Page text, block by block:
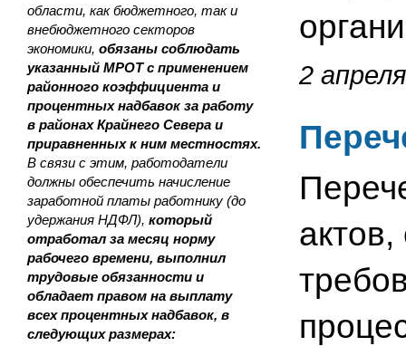
области, как бюджетного, так и
внебюджетного секторов
экономики, обязаны соблюдать
указанный МРОТ с применением
районного коэффициента и
процентных надбавок за работу
в районах Крайнего Севера и
приравненных к ним местностях.
В связи с этим, работодатели
должны обеспечить начисление
заработной платы работнику (до
удержания НДФЛ), который
отработал за месяц норму
рабочего времени, выполнил
трудовые обязанности и
обладает правом на выплату
всех процентных надбавок, в
следующих размерах:
2